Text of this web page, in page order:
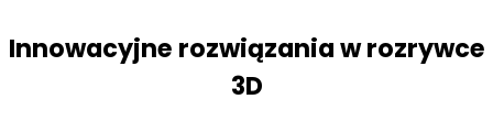
Innowacyjne rozwiązania w rozrywce
3D